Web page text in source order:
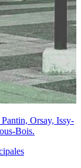
Orsay, Issy-
Bois.